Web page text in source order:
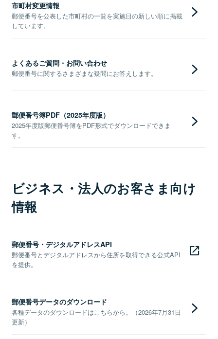
市町村変更情報
郵便番号を公表した市町村の一覧を実施日の新しい順に掲載
しています。
よくあるご質問・お問い合わせ
郵便番号に関するさまざまな疑問にお答えします。
郵便番号簿PDF（2025年度版）
2025年度版郵便番号簿をPDF形式でダウンロードできま
す。
ビジネス・法人のお客さま向け
情報
郵便番号・デジタルアドレスAPI
郵便番号とデジタルアドレスから住所を取得できる公式API
を提供。
郵便番号データのダウンロード
各種データのダウンロードはこちらから。（2026年7月31日
更新）